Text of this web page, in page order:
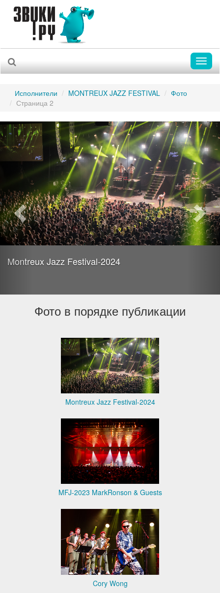
Исполнители MONTREUX JAZZ FESTIVAL
Фото
Страница 2
Montreux Jazz Festival-2024
Previous
Фото в порядке публикации
Montreux Jazz Festival-2024
MFJ-2023 MarkRonson & Guests
Cory Wong